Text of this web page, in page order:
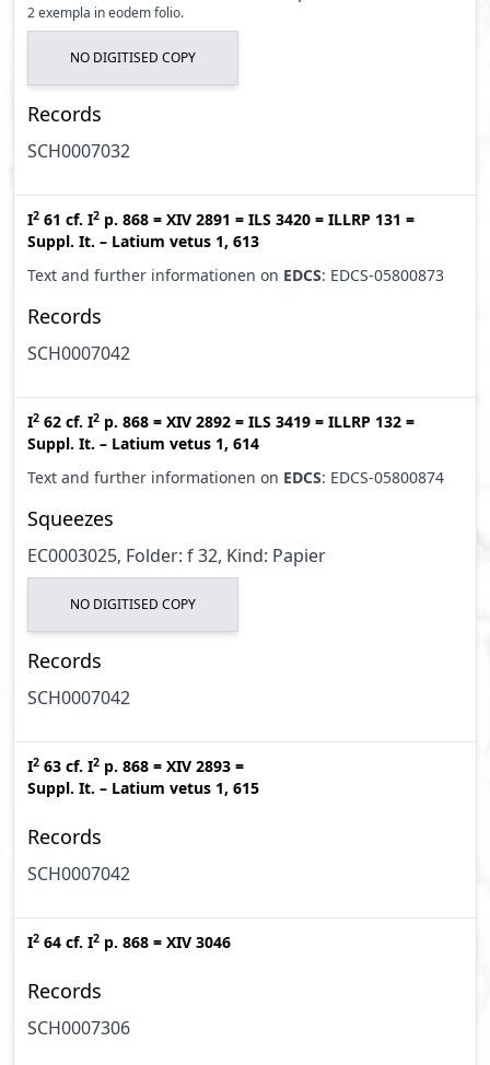
2 exempla in eodem folio.
NO DIGITISED COPY
Records
SCH0007032
I2 61 cf. I2 p. 868 = XIV 2891 = ILS 3420 = ILLRP 131 =
Suppl. It. – Latium vetus 1, 613
Text and further informationen on EDCS: EDCS-05800873
Records
SCH0007042
I2 62 cf. I2 p. 868 = XIV 2892 = ILS 3419 = ILLRP 132 =
Suppl. It. – Latium vetus 1, 614
Text and further informationen on EDCS: EDCS-05800874
Squeezes
EC0003025, Folder: f 32, Kind: Papier
NO DIGITISED COPY
Records
SCH0007042
I2 63 cf. I2 p. 868 = XIV 2893 =
Suppl. It. – Latium vetus 1, 615
Records
SCH0007042
I2 64 cf. I2 p. 868 = XIV 3046
Records
SCH0007306